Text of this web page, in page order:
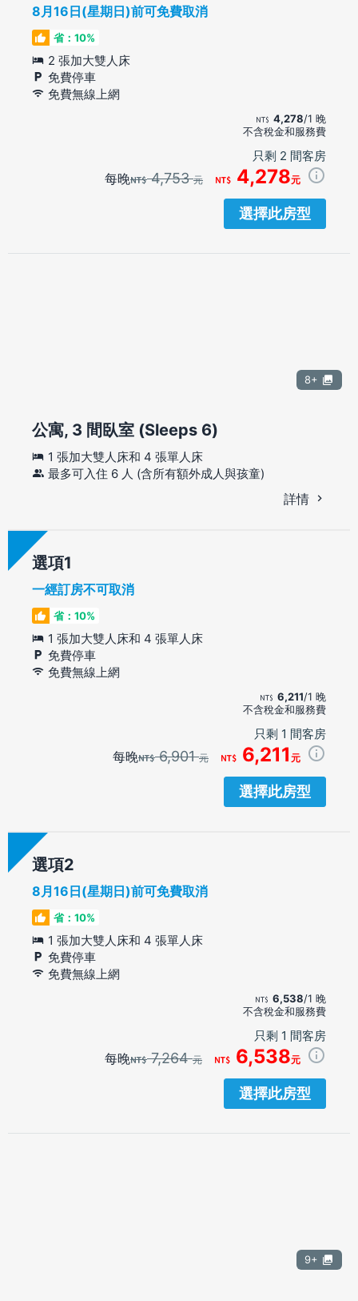
8月16日(星期日)前可免費取消
省：10%
2 張加大雙人床
免費停車
免費無線上網
4,278/1 晚
不含稅金和服務費
只剩 2 間客房
每晚 4,753元 4,278元
選擇此房型
8+
公寓, 3 間臥室 (Sleeps 6)
1 張加大雙人床和 4 張單人床
最多可入住 6 人 (含所有額外成人與孩童)
詳情
選項
一經訂房不可取消
省：10%
1 張加大雙人床和 4 張單人床
免費停車
免費無線上網
6,211/1 晚
不含稅金和服務費
只剩 1 間客房
每晚 6,901元 6,211 元
選擇此房型
選項
8月16日(星期日)前可免費取消
省：10%
1 張加大雙人床和 4 張單人床
免費停車
免費無線上網
6,538/1 晚
不含稅金和服務費
只剩 1 間客房
每晚 7,264元 6,538元
選擇此房型
9+